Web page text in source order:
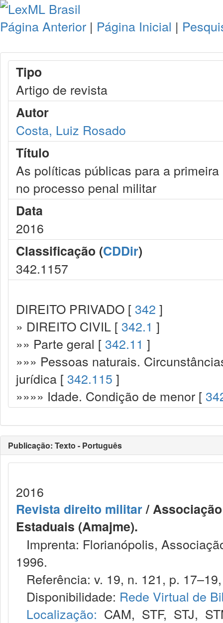
Página Anterior | Página Inicial |
Tipo
Artigo de revista
Autor
Costa, Luiz Rosado
Título
As políticas públicas para a
no processo penal militar
Data
2016
Classificação (CDDir)
342.1157
DIREITO PRIVADO [ 342 ]
» DIREITO CIVIL [ 342.1 ]
»» Parte geral [ 342.11 ]
»»» Pessoas naturais.
jurídica [ 342.115 ]
»»»» Idade. Condição de menor [
Publicação: Texto - Português
2016
Revista direito militar/
Estaduais (Amajme).
Imprenta: Florianópolis,
1996.
Referência: v. 19, n. 121, p.
Disponibilidade: Rede Virtual de
Localização: CAM, STF, STJ,